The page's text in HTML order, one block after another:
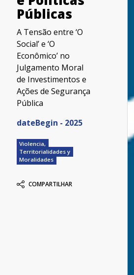
Públicas
A Tensão entre ‘O
Social’ e ‘O
Econômico’ no
Julgamento Moral
de Investimentos e
Ações de Segurança
Pública
dateBegin - 2025
Violencia,
Territorialidades y
Moralidades
COMPARTILHAR